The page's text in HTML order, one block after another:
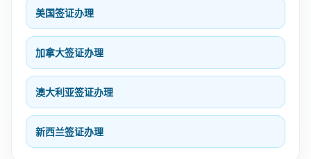
美国签证办理
加拿大签证办理
澳大利亚签证办理
新西兰签证办理